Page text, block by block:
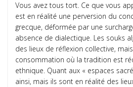
Vous avez tous tort. Ce que vous
est en réalité une perversion du
grecque, déformée par une
absence de dialectique. Les souks
des lieux de réflexion collective,
consommation où la tradition est
ethnique. Quant aux « espaces
ainsi, mais ils sont en réalité des